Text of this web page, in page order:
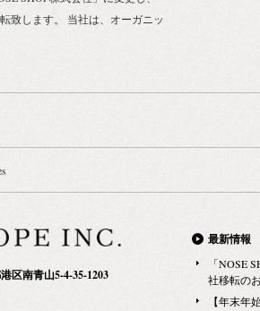
致します。 当社は、オーガニッ
メのインポーター事業からスタ
創業10周年を機に、社名を「株
から「NOSE SHOP 株式会社」へ
本社を下記の通り、移転するこ
株式会社 （英文名：NOSE SHOP
社BIOTOPE（英文名：
転先 : 〒150-6090 東京都渋谷
よび移転日：2021年12月15日
ションに、より忠実な組織体へ
して参ります。 これからも従業
区南青山5-4-35-1203
最新情報
「NOSE
社移転の
【年末年